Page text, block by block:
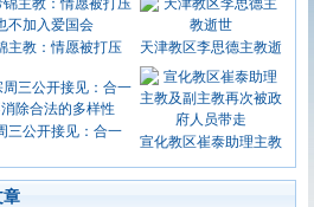
主教：情愿被打压 天津教区李思德主教逝
三公开接见：合一
宣化教区崔泰助理主教
章